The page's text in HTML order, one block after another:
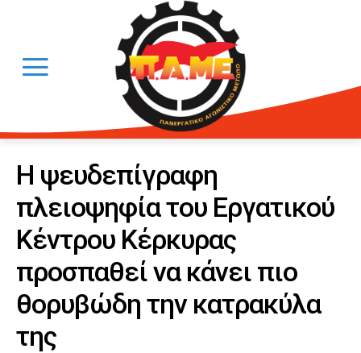
Η ψευδεπίγραφη
πλειοψηφία του Εργατικού
Κέντρου Κέρκυρας
προσπαθεί να κάνει πιο
θορυβώδη την κατρακύλα
της